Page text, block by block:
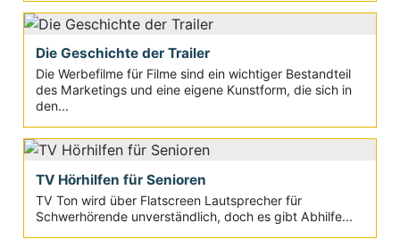
Die Geschichte der Trailer
Die Werbefilme für Filme sind ein wichtiger Bestandteil
des Marketings und eine eigene Kunstform, die sich in
den...
TV Hörhilfen für Senioren
TV Ton wird über Flatscreen Lautsprecher für
Schwerhörende unverständlich, doch es gibt Abhilfe...